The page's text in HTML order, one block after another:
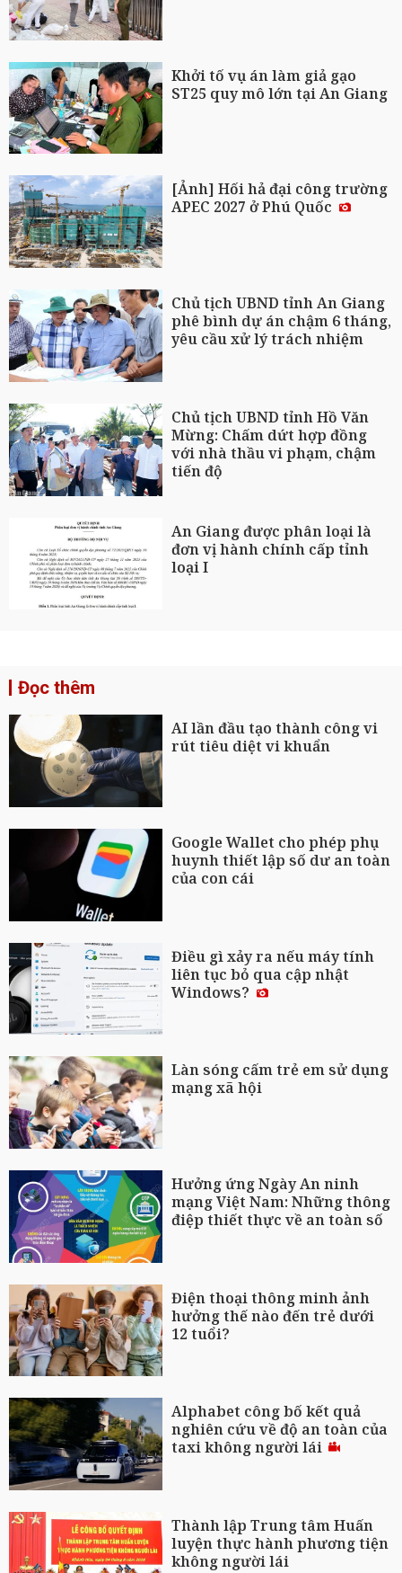
Khởi tố vụ án làm giả gạo
ST25 quy mô lớn tại An Giang
[Ảnh] Hối hả đại công trường
APEC 2027 ở Phú Quốc
Chủ tịch UBND tỉnh An Giang
phê bình dự án chậm 6 tháng,
yêu cầu xử lý trách nhiệm
Chủ tịch UBND tỉnh Hồ Văn
Mừng: Chấm dứt hợp đồng
với nhà thầu vi phạm, chậm
tiến độ
An Giang được phân loại là
đơn vị hành chính cấp tỉnh
loại I
Đọc thêm
AI lần đầu tạo thành công vi
rút tiêu diệt vi khuẩn
Google Wallet cho phép phụ
huynh thiết lập số dư an toàn
của con cái
Điều gì xảy ra nếu máy tính
liên tục bỏ qua cập nhật
Windows?
Làn sóng cấm trẻ em sử dụng
mạng xã hội
Hưởng ứng Ngày An ninh
mạng Việt Nam: Những thông
điệp thiết thực về an toàn số
Điện thoại thông minh ảnh
hưởng thế nào đến trẻ dưới
12 tuổi?
Alphabet công bố kết quả
nghiên cứu về độ an toàn của
taxi không người lái
Thành lập Trung tâm Huấn
luyện thực hành phương tiện
không người lái